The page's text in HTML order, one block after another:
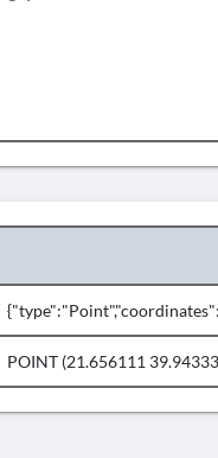
POINT (21.656111